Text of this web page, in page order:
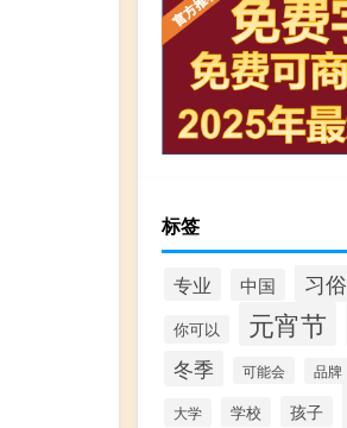
标签
专业 中国 习俗
你可以 元宵节
冬季 可能会 品牌
大学 学校 孩子